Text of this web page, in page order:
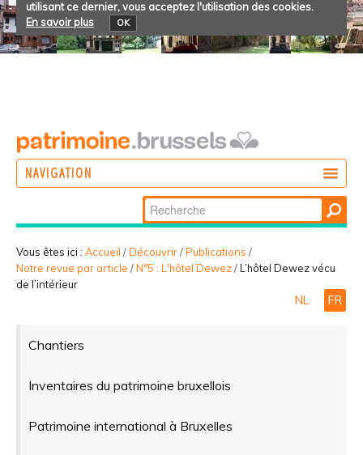
utilisant ce dernier, vous acceptez l'utilisation des cookies.
En savoir plus
OK
NAVIGATION
PARTICIPER
Chercher par
Recherche
avancée…
Vous êtes ici : Accueil /Découvrir/Publications /
Notre revue par article /N°5 : L'hôtel Dewez/L’hôtel Dewez vécu
de l’intérieur
NL FR
Chantiers
Inventaires du patrimoine bruxellois
Patrimoine international à Bruxelles